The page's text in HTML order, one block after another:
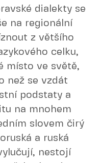
dialekty se
na regionální
z většího
celku,
místo ve světě,
než se vzdát
podstaty a
na mnohem
slovem čirý
a ruská
nestojí